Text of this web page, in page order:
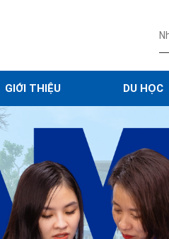
GIỚI THIỆU DU HỌC